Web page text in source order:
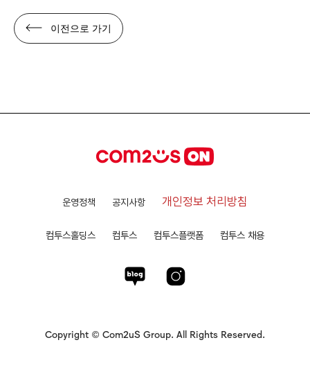
이전으로 가기
운영정책 공지사항 개인정보 처리방침
컴투스홀딩스 컴투스 컴투스플랫폼 컴투스 채용
Copyright © Com2uS Group. All Rights Reserved.